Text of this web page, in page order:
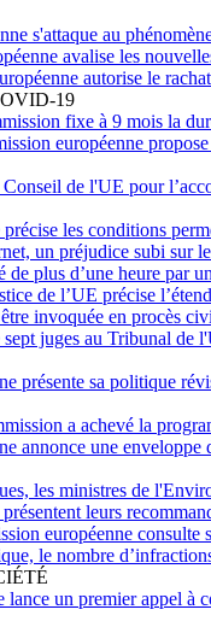
s'attaque au
avalise les
autorise le
19
fixe à 9 mois la
européenne
de l'UE pour
les conditions
un préjudice subi sur
de plus d’une heure par
de l’UE précise
invoquée en procès
juges au Tribunal de
présente sa politique
a achevé la
annonce une
les ministres de
leurs
européenne consulte
le nombre
lance un premier appel à